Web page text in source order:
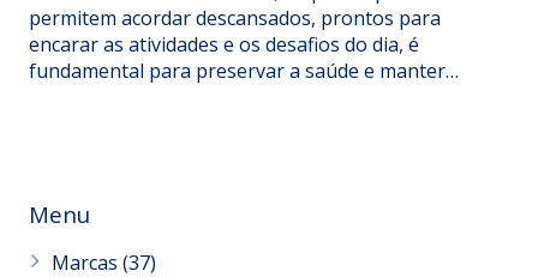
permitem acordar descansados, prontos para
encarar as atividades e os desafios do dia, é
fundamental para preservar a saúde e manter…
Menu
Marcas (37)